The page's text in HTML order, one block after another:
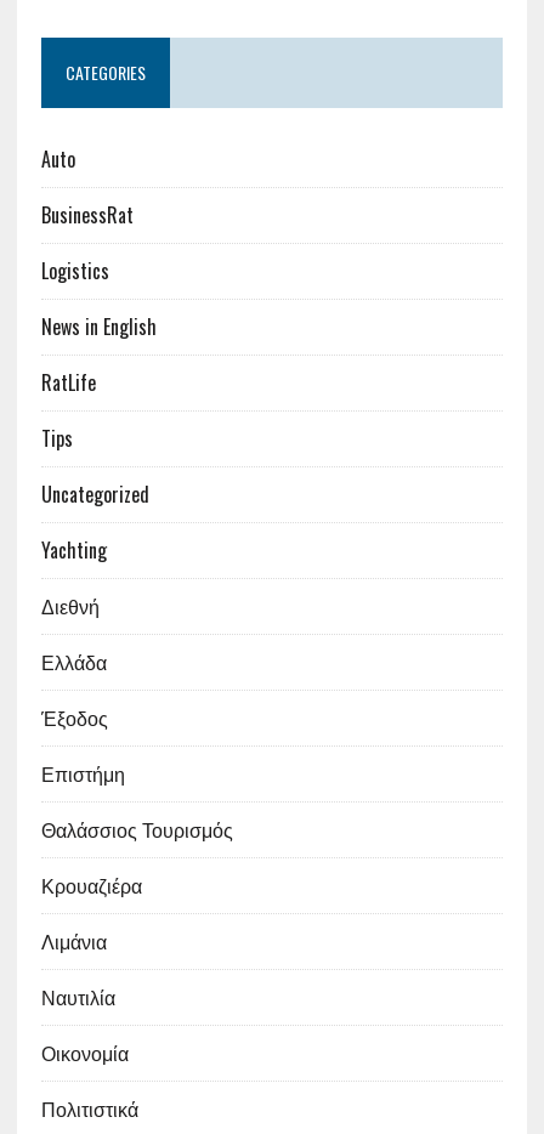
CATEGORIES
Auto
BusinessRat
Logistics
News in English
RatLife
Tips
Uncategorized
Yachting
Διεθνή
Ελλάδα
Έξοδος
Επιστήμη
Θαλάσσιος Τουρισμός
Κρουαζιέρα
Λιμάνια
Ναυτιλία
Οικονομία
Πολιτιστικά